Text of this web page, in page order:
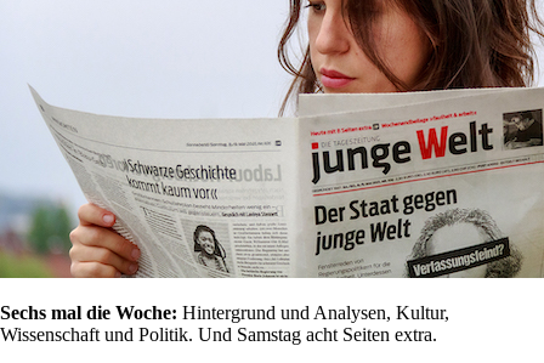
Sechs mal die Woche: Hintergrund und Analysen, Kultur,
Wissenschaft und Politik. Und Samstag acht Seiten extra.